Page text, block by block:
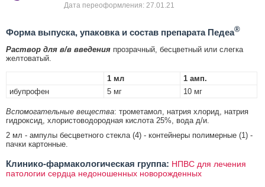
Дата переоформления: 27.01.21
Форма выпуска, упаковка и состав препарата Педеа®
Раствор для в/в введения прозрачный, бесцветный или слегка
желтоватый.
1 мл
1 амп.
ибупрофен
5 мг 10 мг
Вспомогательные вещества: трометамол, натрия хлорид, натрия
гидроксид, хлористоводородная кислота 25%, вода д/и.
2 мл - ампулы бесцветного стекла (4) - контейнеры полимерные (1) -
пачки картонные.
Клинико-фармакологическая группа: НПВС для лечения
патологии сердца недоношенных новорожденных